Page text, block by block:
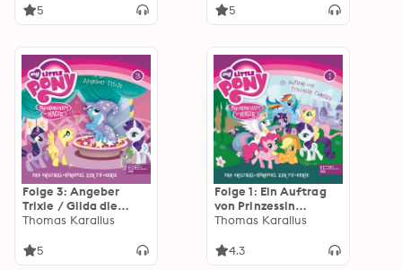
5
zur TV-Serie)
5
Folge 3: Angeber
Trixie / Gilda die
Partybremse (Das
TV-Serie)
Thomas Karallus
5
Folge 1: Ein Auftrag
von Prinzessin
Celestia - Teil 1 und 2
zur TV-Serie)
Thomas Karallus
4.3